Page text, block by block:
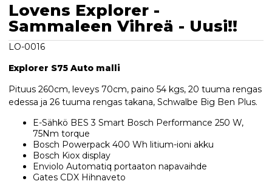
Lovens Explorer -
Sammaleen Vihreä - Uusi!!
LO-0016
Explorer S75 Auto malli
Pituus 260cm, leveys 70cm, paino 54 kgs, 20 tuuma rengas
edessa ja 26 tuuma rengas takana, Schwalbe Big Ben Plus.
E-Sähkö BES 3 Smart Bosch Performance 250 W,
75Nm torque
Bosch Powerpack 400 Wh litium-ioni akku
Bosch Kiox display
Enviolo Automatiq portaaton napavaihde
Gates CDX Hihnaveto